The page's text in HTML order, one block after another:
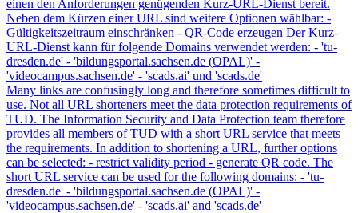
einen den Anforderungen genügenden Kurz-URL-Dienst bereit.
Neben dem Kürzen einer URL sind weitere Optionen wählbar: -
Gültigkeitszeitraum einschränken - QR-Code erzeugen Der Kurz-
URL-Dienst kann für folgende Domains verwendet werden: - 'tu-
dresden.de' - 'bildungsportal.sachsen.de (OPAL)' -
'videocampus.sachsen.de' - 'scads.ai' und 'scads.de'
Many links are confusingly long and therefore sometimes difficult to
use. Not all URL shorteners meet the data protection requirements of
TUD. The Information Security and Data Protection team therefore
provides all members of TUD with a short URL service that meets
the requirements. In addition to shortening a URL, further options
can be selected: - restrict validity period - generate QR code. The
short URL service can be used for the following domains: - 'tu-
dresden.de' - 'bildungsportal.sachsen.de (OPAL)' -
'videocampus.sachsen.de' - 'scads.ai' and 'scads.de'